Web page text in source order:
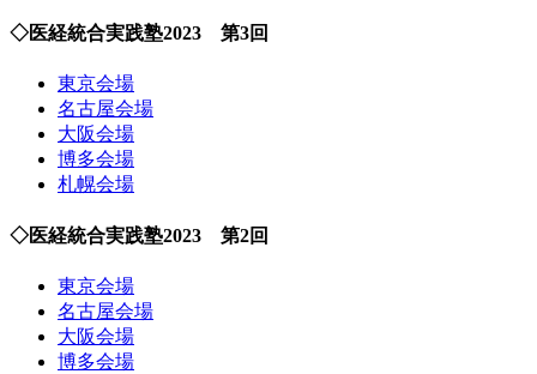
◇医経統合実践塾2023 第3回
東京会場
名古屋会場
大阪会場
博多会場
札幌会場
◇医経統合実践塾2023 第2回
東京会場
名古屋会場
大阪会場
博多会場